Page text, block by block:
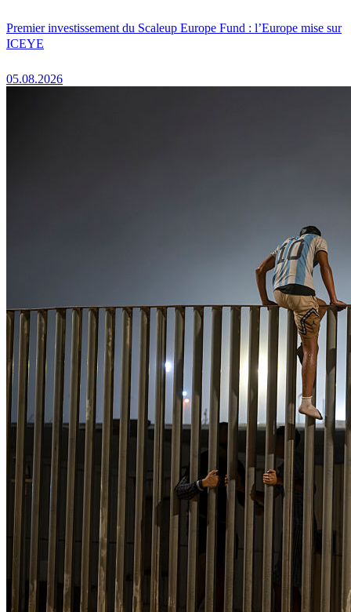
Premier investissement du Scaleup Europe Fund : l’Europe mise sur
ICEYE
05.08.2026